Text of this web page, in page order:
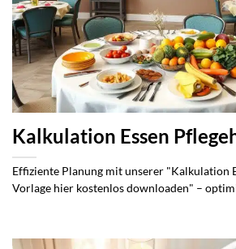
Kalkulation Essen
Effiziente Planung mit unserer "Kalkulation
Vorlage hier kostenlos downloaden" –